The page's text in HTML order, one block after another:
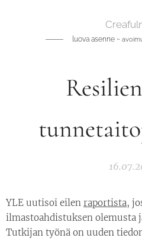
luova asenne ~
YLE uutisoi eilen raportista,
ilmastoahdistuksen olemusta
Tutkijan työnä on uuden